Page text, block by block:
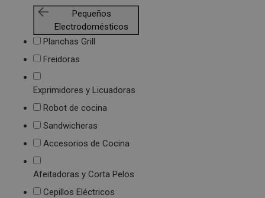
Pequeños
Electrodomésticos
Planchas Grill
Freidoras
Exprimidores y Licuadoras
Robot de cocina
Sandwicheras
Accesorios de Cocina
Afeitadoras y Corta Pelos
Cepillos Eléctricos